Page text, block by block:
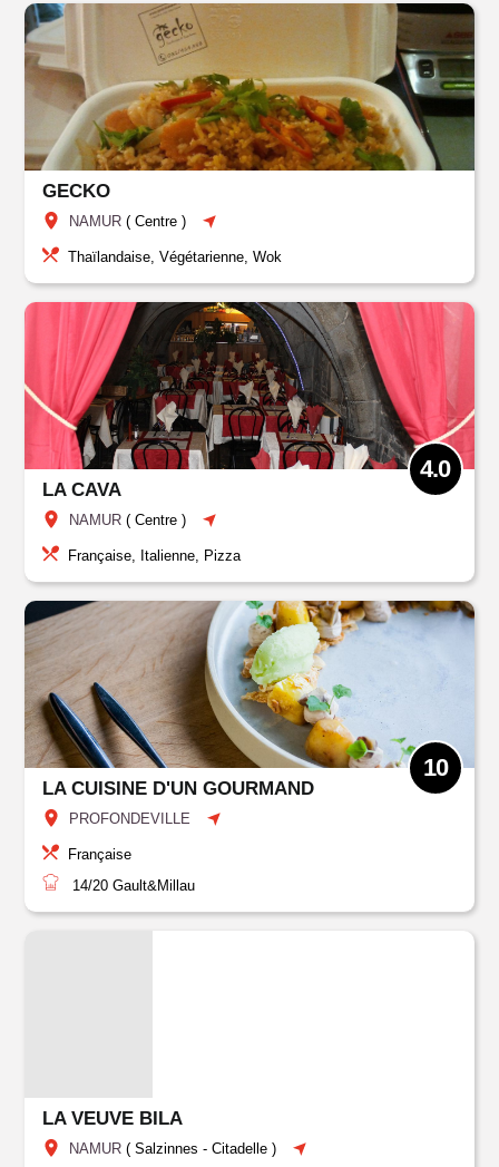
GECKO
NAMUR (Centre )
Thaïlandaise, Végétarienne, Wok
LA CAVA
NAMUR (Centre )
4.0
Française, Italienne, Pizza
LA CUISINE D'UN GOURMAND
PROFONDEVILLE
10
Française
14/20 Gault&Millau
LA VEUVE BILA
NAMUR (Salzinnes - Citadelle )